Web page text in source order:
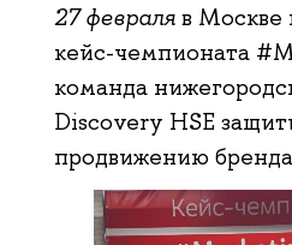
27 февраля в Москве
кейс-чемпионата
команда
Discovery HSE
продвижению